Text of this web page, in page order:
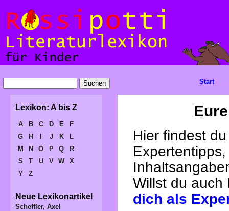
Hier findest
Willst du
dich als
Start
Lexikon: A bis Z
A B C D E
F
G
H J K
L
M
N O P Q
R
S
T U V W
X
Y
Z
Neue Lexikonartikel
Scheffler, Axel